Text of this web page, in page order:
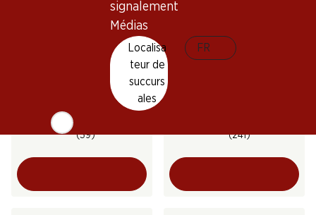
signalement
Médias
Localisa
teur de
succurs
ales
FR
Grenache/Merlot Pays d’Oc
(39) (241)